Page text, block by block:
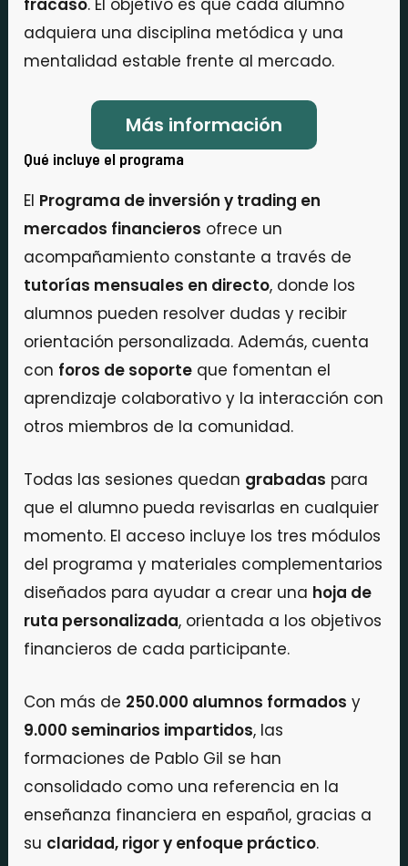
adquiera una disciplina metódica y una
mentalidad estable frente al mercado.
Más información
Qué incluye el programa
El Programa de inversión y trading en
mercados financieros ofrece un
acompañamiento constante a través de
tutorías mensuales en directo, donde los
alumnos pueden resolver dudas y recibir
orientación personalizada. Además, cuenta
con foros de soporte que fomentan el
aprendizaje colaborativo y la interacción con
otros miembros de la comunidad.
Todas las sesiones quedan grabadas para
que el alumno pueda revisarlas en cualquier
momento. El acceso incluye los tres módulos
del programa y materiales complementarios
diseñados para ayudar a crear una hoja de
ruta personalizada, orientada a los objetivos
financieros de cada participante.
Con más de 250.000 alumnos formados y
9.000 seminarios impartidos, las
formaciones de Pablo Gil se han
consolidado como una referencia en la
enseñanza financiera en español, gracias a
su claridad, rigor y enfoque práctico.